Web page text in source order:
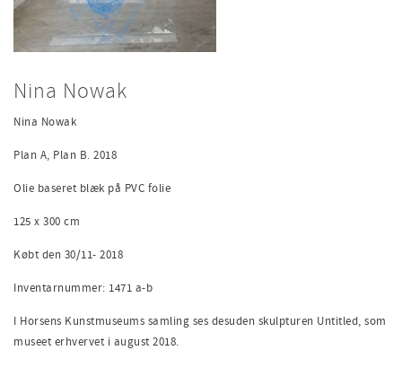
Nina Nowak
Nina Nowak
Plan A, Plan B. 2018
Olie baseret blæk på PVC folie
125 x 300 cm
Købt den 30/11- 2018
Inventarnummer: 1471 a-b
I Horsens Kunstmuseums samling ses desuden skulpturen Untitled, som
museet erhvervet i august 2018.